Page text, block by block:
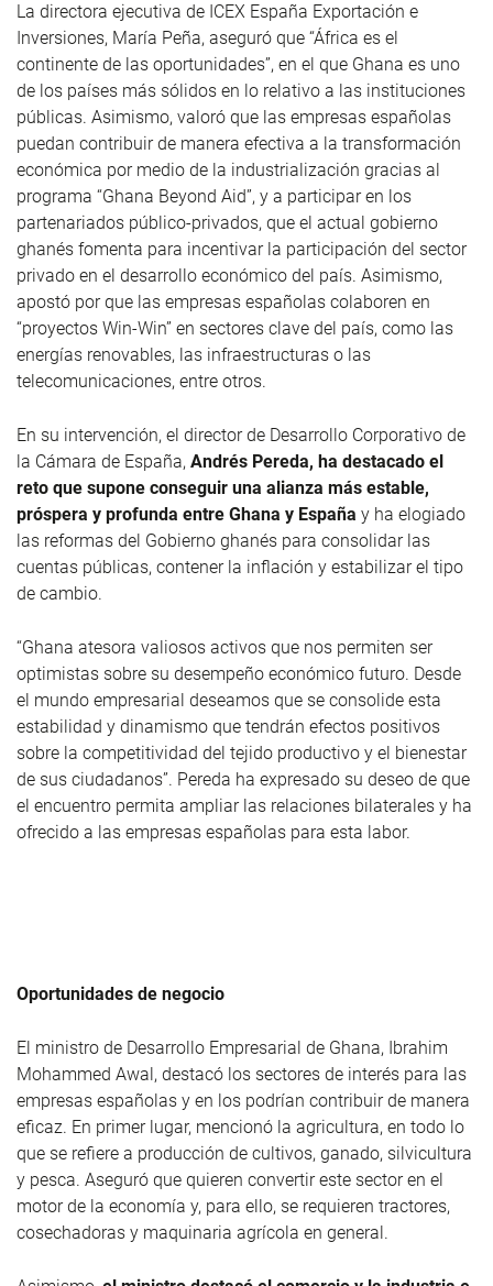
La directora ejecutiva de ICEX España Exportación e
Inversiones, María Peña, aseguró que “África es el
continente de las oportunidades”, en el que Ghana es uno
de los países más sólidos en lo relativo a las instituciones
públicas. Asimismo, valoró que las empresas españolas
puedan contribuir de manera efectiva a la transformación
económica por medio de la industrialización gracias al
programa “Ghana Beyond Aid”, y a participar en los
partenariados público-privados, que el actual gobierno
ghanés fomenta para incentivar la participación del sector
privado en el desarrollo económico del país. Asimismo,
apostó por que las empresas españolas colaboren en
“proyectos Win-Win” en sectores clave del país, como las
energías renovables, las infraestructuras o las
telecomunicaciones, entre otros.
En su intervención, el director de Desarrollo Corporativo de
la Cámara de España, Andrés Pereda, ha destacado el
reto que supone conseguir una alianza más estable,
próspera y profunda entre Ghana y España y ha elogiado
las reformas del Gobierno ghanés para consolidar las
cuentas públicas, contener la inflación y estabilizar el tipo
de cambio.
“Ghana atesora valiosos activos que nos permiten ser
optimistas sobre su desempeño económico futuro. Desde
el mundo empresarial deseamos que se consolide esta
estabilidad y dinamismo que tendrán efectos positivos
sobre la competitividad del tejido productivo y el bienestar
de sus ciudadanos”. Pereda ha expresado su deseo de que
el encuentro permita ampliar las relaciones bilaterales y ha
ofrecido a las empresas españolas para esta labor.
Oportunidades de negocio
El ministro de Desarrollo Empresarial de Ghana, Ibrahim
Mohammed Awal, destacó los sectores de interés para las
empresas españolas y en los podrían contribuir de manera
eficaz. En primer lugar, mencionó la agricultura, en todo lo
que se refiere a producción de cultivos, ganado, silvicultura
y pesca. Aseguró que quieren convertir este sector en el
motor de la economía y, para ello, se requieren tractores,
cosechadoras y maquinaria agrícola en general.